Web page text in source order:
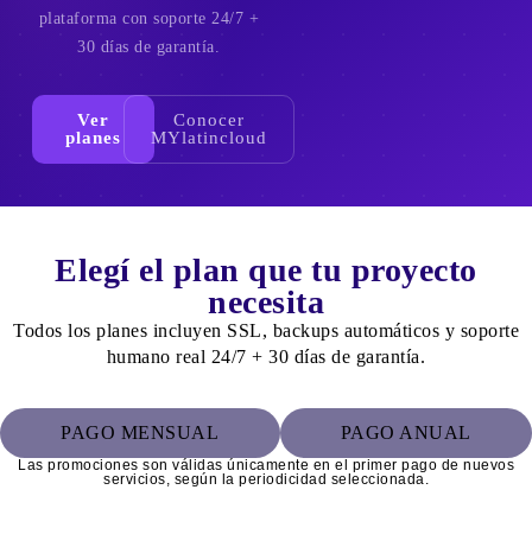
plataforma con soporte 24/7 +
30 días de garantía.
Ver
planes
Conocer
MYlatincloud
Elegí el plan quetu proyecto
necesita
Todos los planes incluyen SSL, backups automáticos y soporte
humano real 24/7 + 30 días de garantía.
PAGO MENSUAL PAGO ANUAL
Las promociones son válidas únicamente en el primer pago de nuevos
servicios, según la periodicidad seleccionada.